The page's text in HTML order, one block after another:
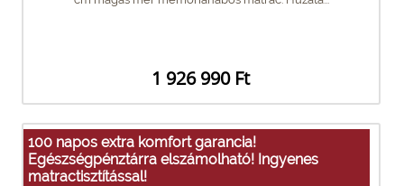
1 926 990 Ft
100 napos extra komfort garancia!
Egészségpénztárra elszámolható! Ingyenes
matractisztítással!